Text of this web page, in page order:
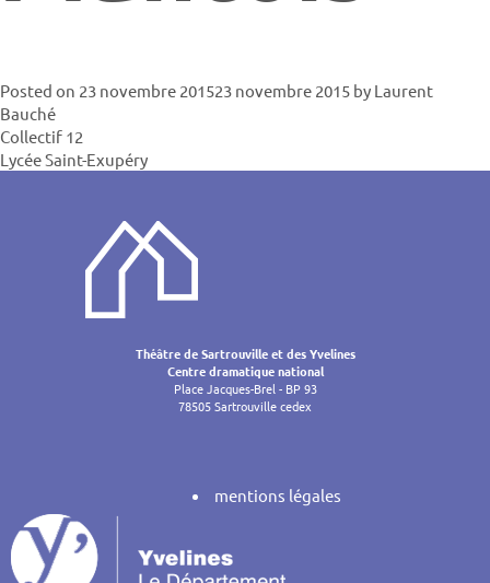
Posted on 23 novembre 201523 novembre 2015 by Laurent
Bauché
de
l’article
Collectif 12
Lycée Saint-Exupéry
Théâtre de Sartrouville et des Yvelines
Centre dramatique national
Place Jacques-Brel - BP 93
78505 Sartrouville cedex
mentions légales